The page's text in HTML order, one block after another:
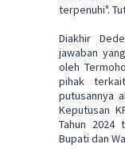
terpenuhi".
Diakhir
jawaban
oleh
pihak
putusannya
Keputusan
Tahun 2024
Bupati dan